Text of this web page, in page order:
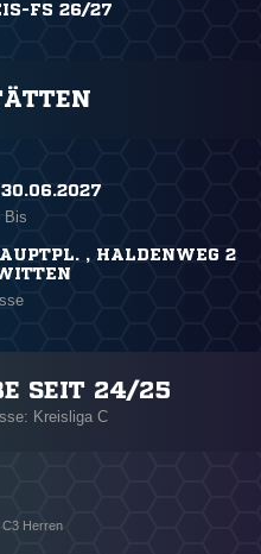
FS 26/27
Bis
, HALDENWEG 2
SEIT 24/25
Kreisliga C
C3 Herren